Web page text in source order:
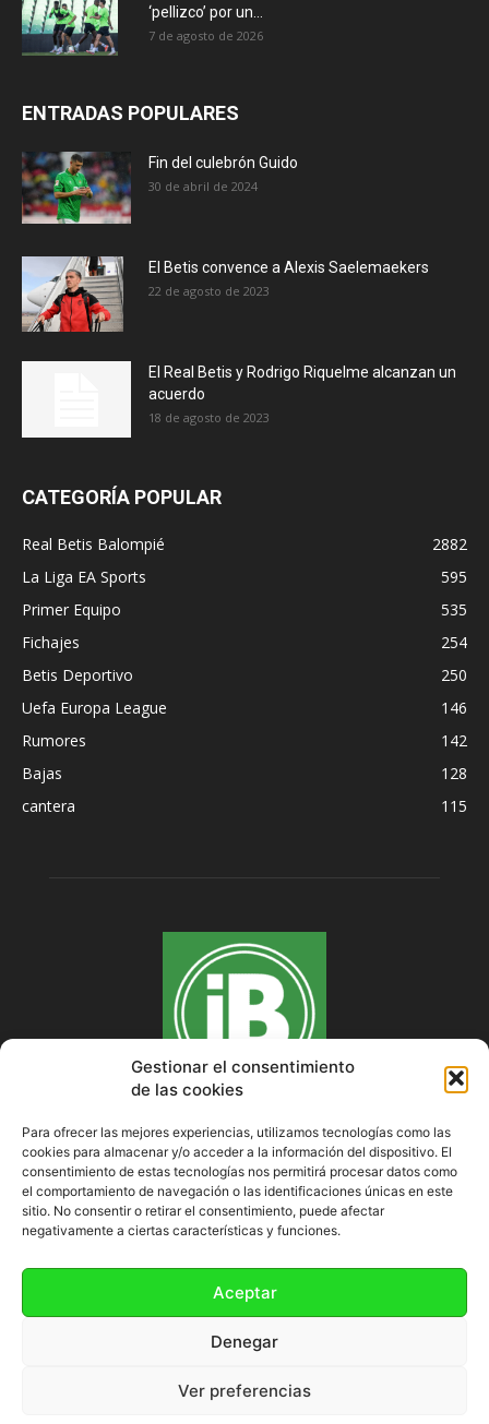
Gestionar el consentimiento
de las cookies
Para ofrecer las mejores experiencias, utilizamos tecnologías como las
cookies para almacenar y/o acceder a la información del dispositivo. El
consentimiento de estas tecnologías nos permitirá procesar datos como
el comportamiento de navegación o las identificaciones únicas en este
sitio. No consentir o retirar el consentimiento, puede afectar
negativamente a ciertas características y funciones.
Aceptar
Denegar
Ver preferencias
‘pellizco’ por un...
7 de agosto de 2026
ENTRADAS POPULARES
Fin del culebrón Guido
30 de abril de 2024
El Betis convence a Alexis Saelemaekers
22 de agosto de 2023
El Real Betis y Rodrigo Riquelme alcanzan un
acuerdo
18 de agosto de 2023
CATEGORÍA POPULAR
Real Betis Balompié
2882
La Liga EA Sports
595
Primer Equipo
535
Fichajes
254
Betis Deportivo
250
Uefa Europa League
146
Rumores
142
Bajas
128
cantera
115
SOBRE NOSOTROS
Política de cookies (UE)